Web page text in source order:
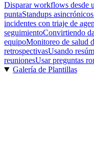
Disparar workflows desde
puntaStandups
incidentes con triaje de
seguimientoConvirtiendo
equipoMonitoreo de salud
retrospectivasUsando
reunionesUsar preguntas
Galería de Plantillas